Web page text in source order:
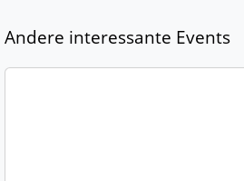
Andere interessante Events